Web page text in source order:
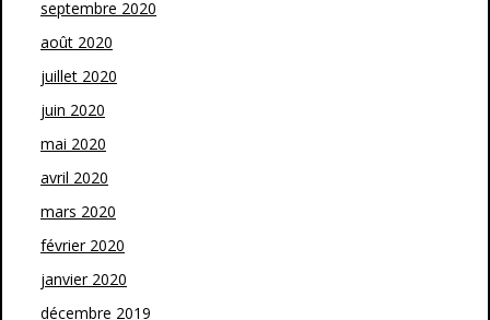
septembre 2020
août 2020
juillet 2020
juin 2020
mai 2020
avril 2020
mars 2020
février 2020
janvier 2020
décembre 2019